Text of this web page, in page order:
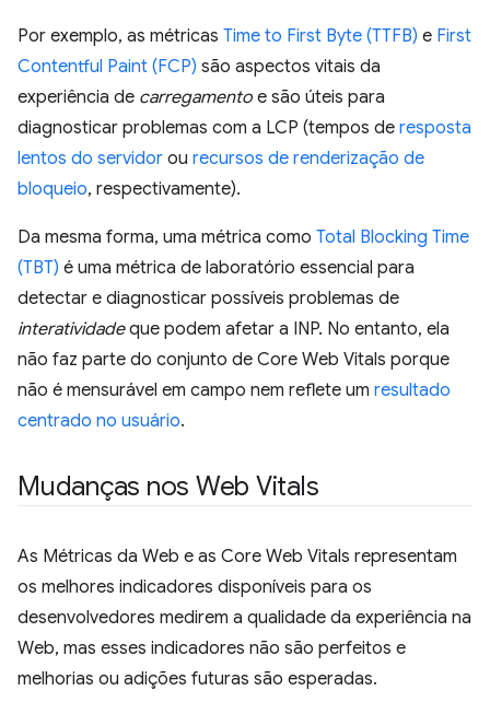
Por exemplo, as métricas Time to First Byte (TTFB) e First
Contentful Paint (FCP) são aspectos vitais da
experiência de carregamento e são úteis para
diagnosticar problemas com a LCP (tempos de resposta
lentos do servidor ou recursos de renderização de
bloqueio, respectivamente).
Da mesma forma, uma métrica como Total Blocking Time
(TBT) é uma métrica de laboratório essencial para
detectar e diagnosticar possíveis problemas de
interatividadeque podem afetar a INP. No entanto, ela
não faz parte do conjunto de Core Web Vitals porque
não é mensurável em campo nem reflete um resultado
centrado no usuário.
Mudanças nos Web Vitals
As Métricas da Web e as Core Web Vitals representam
os melhores indicadores disponíveis para os
desenvolvedores medirem a qualidade da experiência na
Web, mas esses indicadores não são perfeitos e
melhorias ou adições futuras são esperadas.